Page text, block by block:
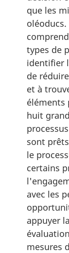
que les
types de
identifier
de
et à
éléments
huit
sont
le
certains
avec les
appuyer
mesures